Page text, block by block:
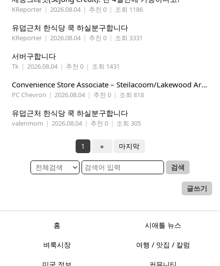
KReporter | 2026.08.04 | 추천 0 | 조회 1186
유덥근처 한식당 쿡 하실분구합니다
KReporter | 2026.08.04 | 추천 0 | 조회 3331
서버구합니다
Tk | 2026.08.04 | 추천 0 | 조회 1431
Convenience Store Associate – Steilacoom/Lakewood Area, $19 -$21/hr
PC Chevron | 2026.08.04 | 추천 0 | 조회 818
유덥근처 한식당 쿡 하실분구합니다
valenmom | 2026.08.04 | 추천 0 | 조회 305
1 » 마지막
검색
글쓰기
홈 시애틀 뉴스
벼룩시장 여행 / 맛집 / 칼럼